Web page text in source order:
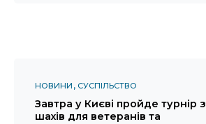
НОВИНИ СУСПІЛЬСТВО
Завтра у Києві пройде турнір з
шахів для ветеранів та